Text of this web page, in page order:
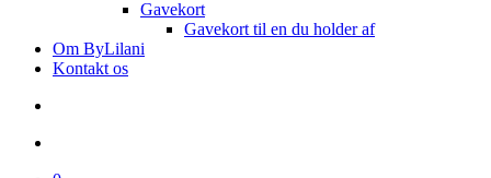
Gavekort
Gavekort til en du holder af
Om ByLilani
Kontakt os